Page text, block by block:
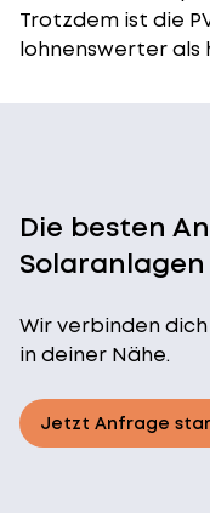
Trotzdem ist die
lohnenswerter als
Die besten
Wir verbinden
in deiner Nähe.
Jetzt Anfrage